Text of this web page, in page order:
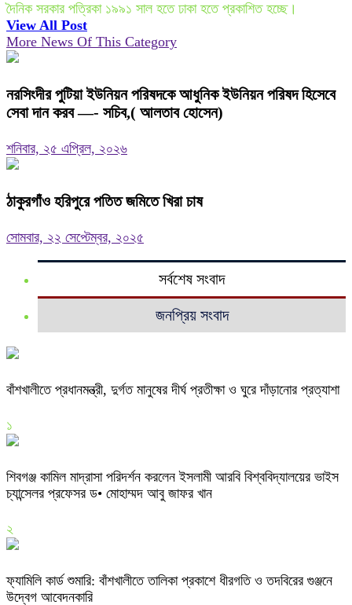
দৈনিক সরকার পত্রিকা ১৯৯১ সাল হতে ঢাকা হতে প্রকাশিত হচ্ছে।
View All Post
More News Of This Category
নরসিংদীর পুটিয়া ইউনিয়ন পরিষদকে আধুনিক ইউনিয়ন পরিষদ হিসেবে
সেবা দান করব —- সচিব,( আলতাব হোসেন)
শনিবার, ২৫ এপ্রিল, ২০২৬
ঠাকুরগাঁও হরিপুরে পতিত জমিতে খিরা চাষ
সোমবার, ২২ সেপ্টেম্বর, ২০২৫
সর্বশেষ সংবাদ
জনপ্রিয় সংবাদ
বাঁশখালীতে প্রধানমন্ত্রী, দুর্গত মানুষের দীর্ঘ প্রতীক্ষা ও ঘুরে দাঁড়ানোর প্রত্যাশা
১
শিবগঞ্জ কামিল মাদ্রাসা পরিদর্শন করলেন ইসলামী আরবি বিশ্ববিদ্যালয়ের ভাইস
চ্যান্সেলর প্রফেসর ড• মোহাম্মদ আবু জাফর খান
২
ফ্যামিলি কার্ড শুমারি: বাঁশখালীতে তালিকা প্রকাশে ধীরগতি ও তদবিরের গুঞ্জনে
উদ্বেগ আবেদনকারি